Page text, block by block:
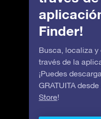
Finder!
Busca, localiza y
través de la
¡Puedes
GRATUITA desde
Store!